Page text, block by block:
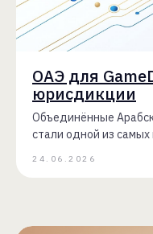
ОАЭ для
юрисдикции
Объединённые
стали одной из самых
24.06.2026